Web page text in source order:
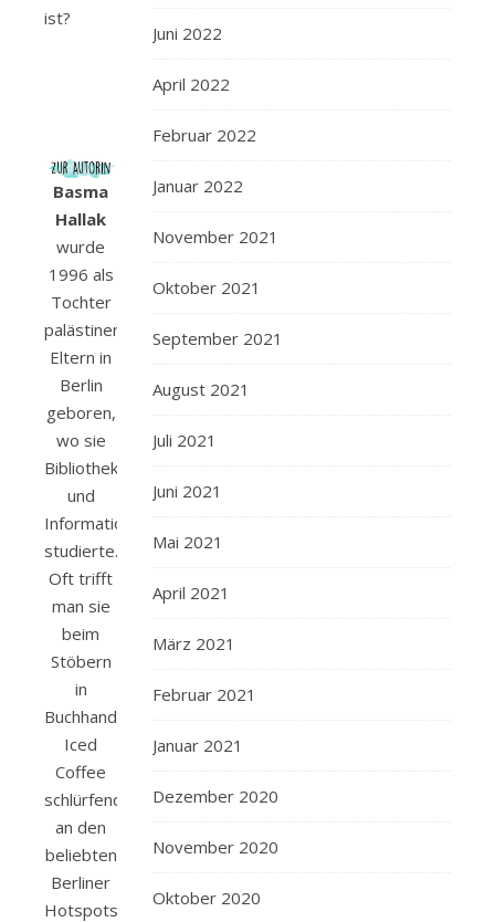
ist?
Basma
Hallak
wurde
1996 als
Tochter
palästinensischer
Eltern in
Berlin
geboren,
wo sie
Bibliotheks-
und
Informationsmanagement
studierte.
Oft trifft
man sie
beim
Stöbern
in
Buchhandlungen,
Iced
Coffee
schlürfend
an den
beliebten
Berliner
Hotspots
Juni 2022
April 2022
Februar 2022
Januar 2022
November 2021
Oktober 2021
September 2021
August 2021
Juli 2021
Juni 2021
Mai 2021
April 2021
März 2021
Februar 2021
Januar 2021
Dezember 2020
November 2020
Oktober 2020